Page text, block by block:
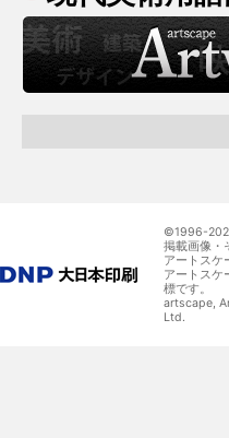
©1996-
掲載画像・
アートスケ
アートスケ
標です。
artscape,
Ltd.